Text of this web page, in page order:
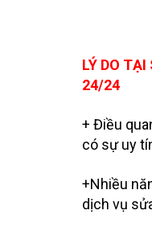
LÝ DO
24/24
+ Điều
có sự uy
+Nhiều
dịch vụ